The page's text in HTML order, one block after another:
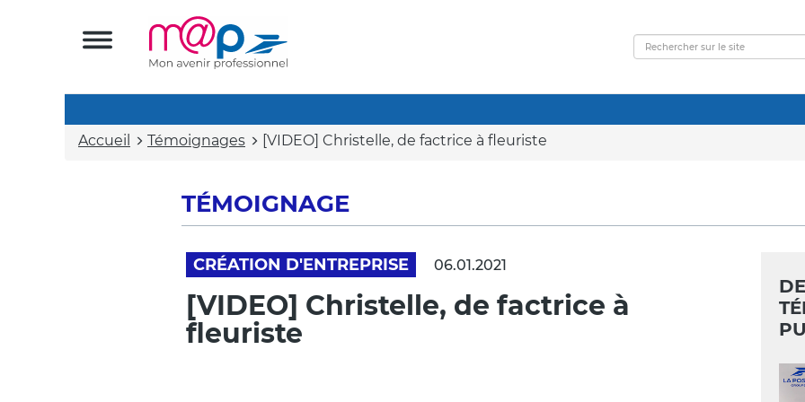
Accueil Témoignages [VIDEO] Christelle, de factrice à fleuriste
TÉMOIGNAGE
CRÉATION D'ENTREPRISE 06.01.2021
[VIDEO] Christelle, de factrice à
fleuriste